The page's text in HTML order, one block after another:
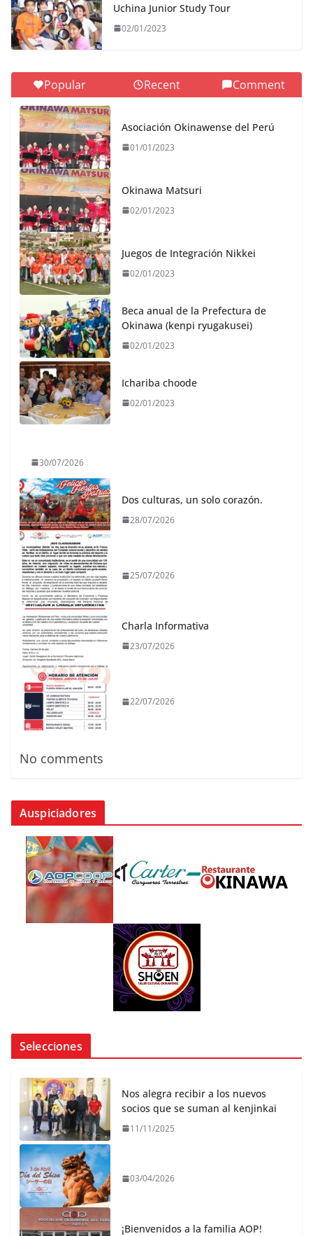
Uchina Junior Study Tour
02/01/2023
Popular Recent Comment
Asociación Okinawense del Perú
01/01/2023
Okinawa Matsuri
02/01/2023
Juegos de Integración Nikkei
02/01/2023
Beca anual de la Prefectura de
Okinawa (kenpi ryugakusei)
02/01/2023
Ichariba choode
02/01/2023
30/07/2026
Dos culturas, un solo corazón.
28/07/2026
25/07/2026
Charla Informativa
23/07/2026
22/07/2026
No comments
Auspiciadores
Selecciones
Nos alegra recibir a los nuevos
socios que se suman al kenjinkai
11/11/2025
03/04/2026
¡Bienvenidos a la familia AOP!